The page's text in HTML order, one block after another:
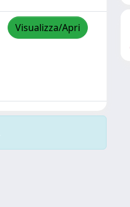
Visualizza/Apri